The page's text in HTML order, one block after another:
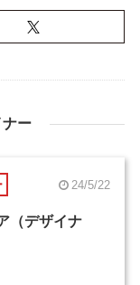
ー
24/5/22
（デザイナ